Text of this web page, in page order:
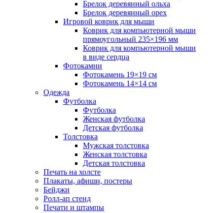
Брелок деревянный ольха
Брелок деревянный орех
Игровой коврик для мыши
Коврик для компьютерной мыши
прямоугольный 235×196 мм
Коврик для компьютерной мыши
в виде сердца
Фотокамни
Фотокамень 19×19 см
Фотокамень 14×14 см
Одежда
Футболка
Футболка
Женская футболка
Детская футболка
Толстовка
Мужская толстовка
Женская толстовка
Детская толстовка
Печать на холсте
Плакаты, афиши, постеры
Бейджи
Ролл-ап стенд
Печати и штампы